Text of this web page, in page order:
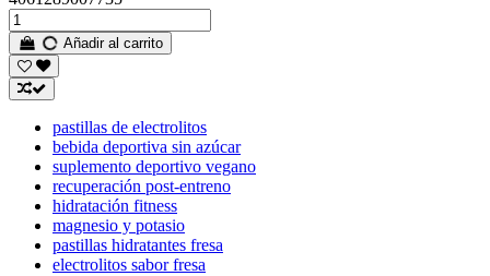
Añadir al carrito
pastillas de electrolitos
bebida deportiva sin azúcar
suplemento deportivo vegano
recuperación post-entreno
hidratación fitness
magnesio y potasio
pastillas hidratantes fresa
electrolitos sabor fresa